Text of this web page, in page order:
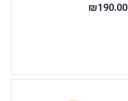
₪190.00